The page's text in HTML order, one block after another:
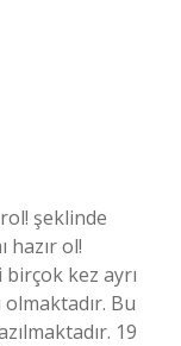
şeklinde
hazır ol!
birçok kez ayrı
olmaktadır. Bu
19